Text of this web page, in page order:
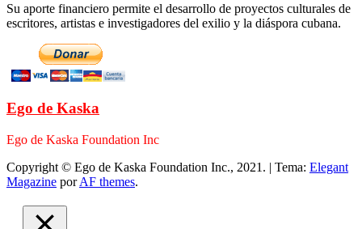
Su aporte financiero permite el desarrollo de proyectos culturales de
escritores, artistas e investigadores del exilio y la diáspora cubana.
Ego de Kaska
Ego de Kaska Foundation Inc
Copyright © Ego de Kaska Foundation Inc., 2021. | Tema: Elegant
Magazine porAF themes.